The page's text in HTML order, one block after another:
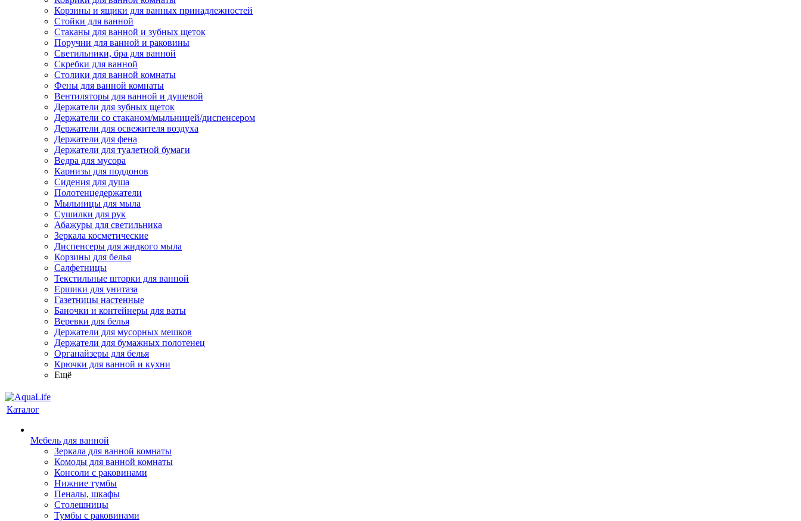
Корзины и ящики для ванных принадлежностей
Стойки для ванной
Стаканы для ванной и зубных щеток
Поручни для ванной и раковины
Светильники, бра для ванной
Скребки для ванной
Столики для ванной комнаты
Фены для ванной комнаты
Вентиляторы для ванной и душевой
Держатели для зубных щеток
Держатели со стаканом/мыльницей/диспенсером
Держатели для освежителя воздуха
Держатели для фена
Держатели для туалетной бумаги
Ведра для мусора
Карнизы для поддонов
Сидения для душа
Полотенцедержатели
Мыльницы для мыла
Сушилки для рук
Абажуры для светильника
Зеркала косметические
Диспенсеры для жидкого мыла
Корзины для белья
Салфетницы
Текстильные шторки для ванной
Ершики для унитаза
Газетницы настенные
Баночки и контейнеры для ваты
Веревки для белья
Держатели для мусорных мешков
Держатели для бумажных полотенец
Органайзеры для белья
Крючки для ванной и кухни
Ещё
Каталог
Мебель для ванной
Зеркала для ванной комнаты
Комоды для ванной комнаты
Консоли с раковинами
Нижние тумбы
Пеналы, шкафы
Столешницы
Тумбы с раковинами